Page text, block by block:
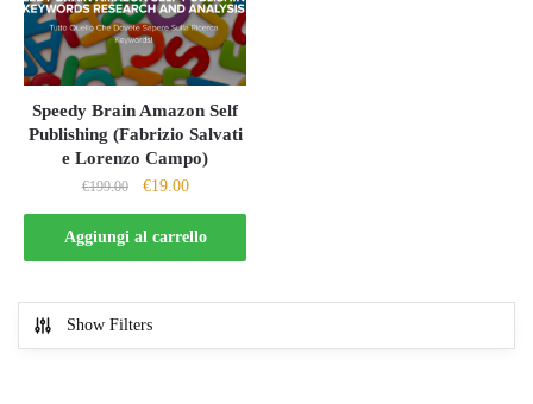
Speedy Brain Amazon Self
Publishing (Fabrizio Salvati
e Lorenzo Campo)
€199.00
Il
prezzo
originale
era:
€19.00Il
prezzo
attuale
è:
Aggiungi al carrello
Show Filters